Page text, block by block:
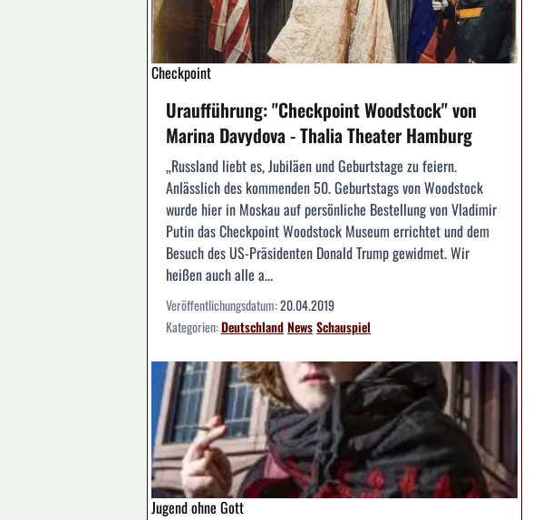
Checkpoint
Uraufführung: "Checkpoint Woodstock" von
Marina Davydova - Thalia Theater Hamburg
„Russland liebt es, Jubiläen und Geburtstage zu feiern.
Anlässlich des kommenden 50. Geburtstags von Woodstock
wurde hier in Moskau auf persönliche Bestellung von Vladimir
Putin das Checkpoint Woodstock Museum errichtet und dem
Besuch des US­-Präsidenten Donald Trump gewidmet. Wir
heißen auch alle a...
Veröffentlichungsdatum:20.04.2019
Kategorien:DeutschlandNewsSchauspiel
Jugend ohne Gott